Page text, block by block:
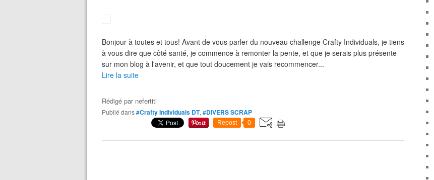
Bonjour à toutes et tous! Avant de vous parler du nouveau challenge Crafty Individuals, je tiens
à vous dire que côté santé, je commence à remonter la pente, et que je serais plus présente
sur mon blog à l'avenir, et que tout doucement je vais recommencer...
Lire la suite
Rédigé par nefertiti
Publié dans#Crafty Individuals DT, #DIVERS SCRAP
Repost 0